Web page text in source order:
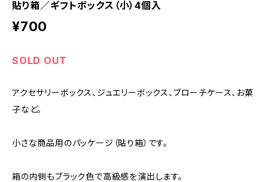
貼り箱／ギフトボックス（小）4個入
¥700
SOLD OUT
アクセサリーボックス、ジュエリーボックス、ブローチケース、お菓
子など。
小さな商品用のパッケージ（貼り箱）です。
箱の内側もブラック色で高級感を演出します。